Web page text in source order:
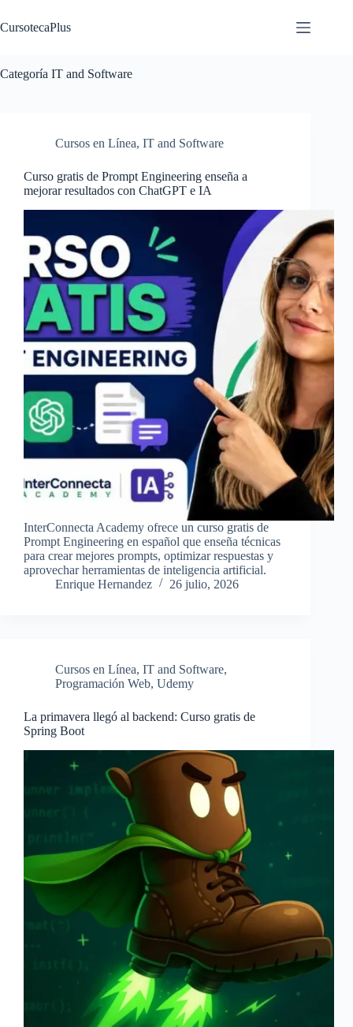
al
contenido
CursotecaPlus
Categoría IT and Software
Cursos en Línea, IT and Software
Curso gratis de Prompt Engineering enseña a
mejorar resultados con ChatGPT e IA
InterConnecta Academy ofrece un curso gratis de
Prompt Engineering en español que enseña técnicas
para crear mejores prompts, optimizar respuestas y
aprovechar herramientas de inteligencia artificial.
Enrique Hernandez
26 julio, 2026
Cursos en Línea, IT and Software,
Programación Web, Udemy
La primavera llegó al backend: Curso gratis de
Spring Boot